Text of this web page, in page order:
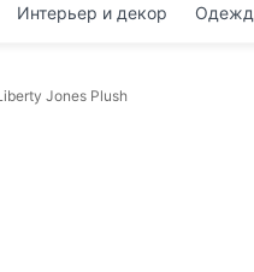
Интерьер и декор
Jones Plush